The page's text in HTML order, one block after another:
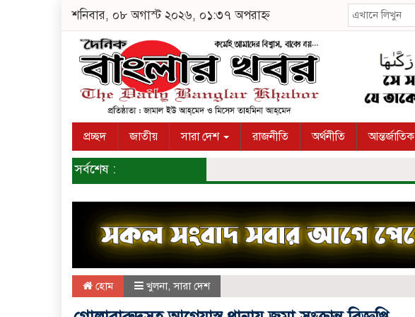
শনিবার, ০৮ অগাস্ট ২০২৬, ০১:৩৭ অপরাহ্ন
প্রচ্ছদ জাতীয় সারা দেশ রাজনীতি অর্থনীতি আন্তর্জাতিক
সর্বশেষ :
হোম খুলনা,সারা দেশ